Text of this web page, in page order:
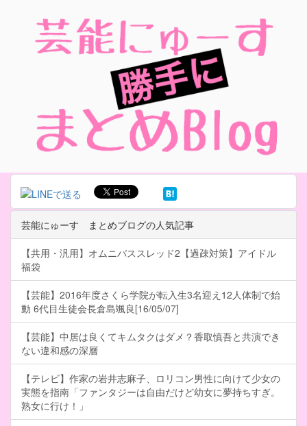
芸能にゅーす まとめブログの人気記事
【共用・汎用】オムニバススレッド2【過疎対策】アイドル
福袋
【芸能】2016年度さくら学院が転入生3名迎え12人体制で始
動 6代目生徒会長倉島颯良[16/05/07]
【芸能】中居は良くてキムタクはダメ？香取慎吾と共演でき
ない違和感の深層
【テレビ】作家の岩井志麻子、ロリコン男性に向けて少女の
実態を指南「ファンタジーは自由だけど幼女に夢持ちすぎ。
熟女に行け！」